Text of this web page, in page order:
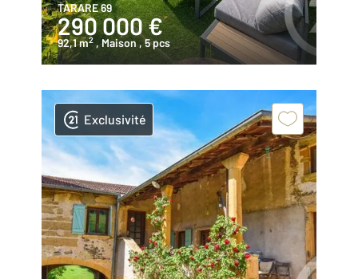
TARARE 69
290 000 €
92,1 m2 , Maison , 5 pcs
Exclusivité